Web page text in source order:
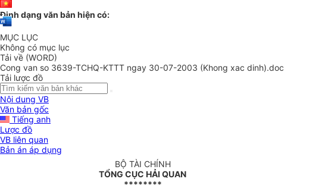
Định dạng văn bản hiện có:
MỤC LỤC
Không có mục lục
Tải về (WORD)
Cong van so 3639-TCHQ-KTTT ngay 30-07-2003 (Khong xac dinh).doc
Tải lược đồ
Nội dung VB
Văn bản gốc
Tiếng anh
Lược đồ
VB liên quan
Bản án áp dụng
BỘ TÀI CHÍNH
TỔNG CỤC HẢI QUAN